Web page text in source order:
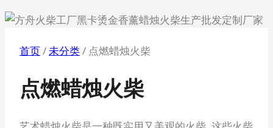
首页/未分类/ 点燃蜡烛火柴
点燃蜡烛火柴